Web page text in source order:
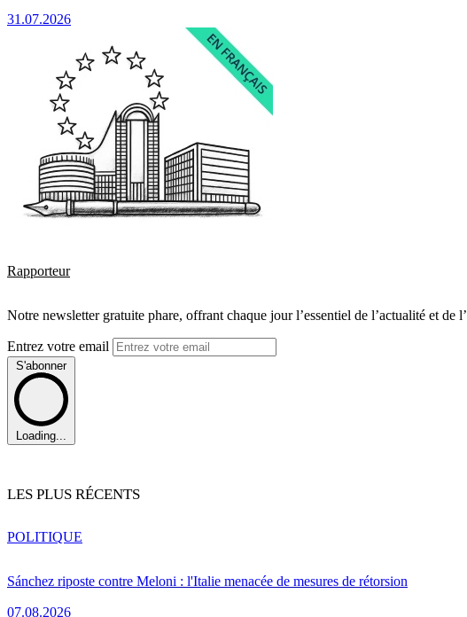
31.07.2026
Rapporteur
Notre newsletter gratuite phare, offrant chaque jour l’essentiel de l’actualité et
Entrez votre email
S'abonner
Loading...
LES PLUS RÉCENTS
Sánchez riposte contre Meloni : l'Italie menacée de mesures de rétorsion
07.08.2026
POLITIQUE